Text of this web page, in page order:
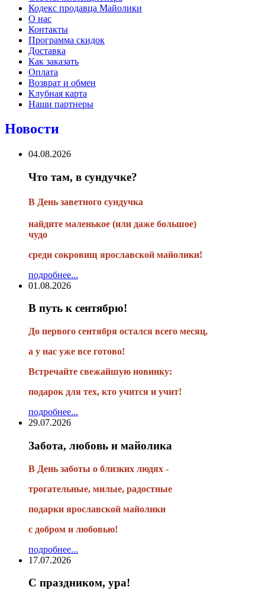
Кодекс продавца Майолики
О нас
Контакты
Программа скидок
Доставка
Как заказать
Оплата
Возврат и обмен
Клубная карта
Наши партнеры
Новости
04.08.2026
Что там, в сундучке?
В День заветного сундучка
найдите маленькое (или даже большое)
чудо
среди сокровищ ярославской майолики!
подробнее...
01.08.2026
В путь к сентябрю!
До первого сентября остался всего месяц,
а у нас уже все готово!
Встречайте свежайшую новинку:
подарок для тех, кто учится и учит!
подробнее...
29.07.2026
Забота, любовь и майолика
В День заботы о близких людях -
трогательные, милые, радостные
подарки ярославской майолики
с добром и любовью!
подробнее...
17.07.2026
С праздником, ура!